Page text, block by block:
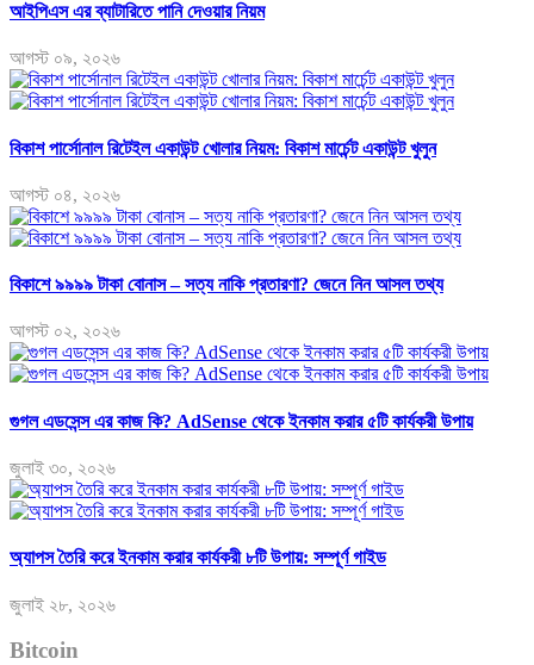
আইপিএস এর ব্যাটারিতে পানি দেওয়ার নিয়ম
আগস্ট ০৯, ২০২৬
বিকাশ পার্সোনাল রিটেইল একাউন্ট খোলার নিয়ম: বিকাশ মার্চেন্ট একাউন্ট খুলুন
আগস্ট ০৪, ২০২৬
বিকাশে ৯৯৯৯ টাকা বোনাস – সত্য নাকি প্রতারণা? জেনে নিন আসল তথ্য
আগস্ট ০২, ২০২৬
গুগল এডসেন্স এর কাজ কি? AdSense থেকে ইনকাম করার ৫টি কার্যকরী উপায়
জুলাই ৩০, ২০২৬
অ্যাপস তৈরি করে ইনকাম করার কার্যকরী ৮টি উপায়: সম্পূর্ণ গাইড
জুলাই ২৮, ২০২৬
Bitcoin